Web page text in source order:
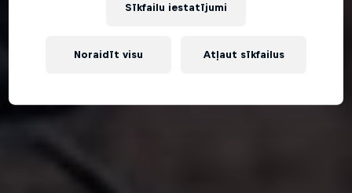
Sīkfailu iestatījumi
Noraidīt visu Atļaut sīkfailus